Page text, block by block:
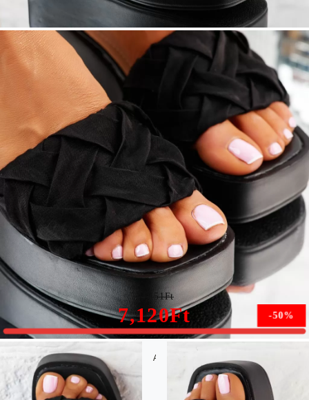
Mackenzie Női Fekete Papucs Platformmal #10235
-50%
7,120Ft
14,151Ft
A méret nem érhető el